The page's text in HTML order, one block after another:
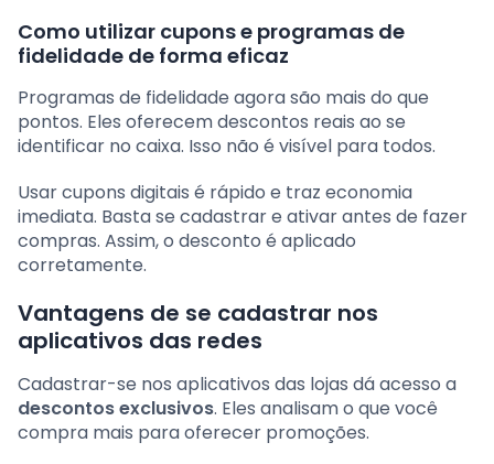
Como utilizar cupons e programas de
fidelidade de forma eficaz
Programas de fidelidade agora são mais do que
pontos. Eles oferecem descontos reais ao se
identificar no caixa. Isso não é visível para todos.
Usar cupons digitais é rápido e traz economia
imediata. Basta se cadastrar e ativar antes de fazer
compras. Assim, o desconto é aplicado
corretamente.
Vantagens de se cadastrar nos
aplicativos das redes
Cadastrar-se nos aplicativos das lojas dá acesso a
descontos exclusivos. Eles analisam o que você
compra mais para oferecer promoções.